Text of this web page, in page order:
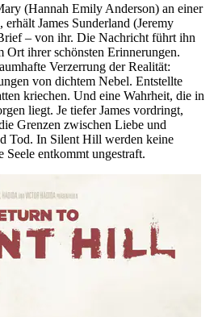
(Hannah Emily Anderson) an einer
James Sunderland (Jeremy
– von ihr. Die Nachricht führt ihn
ihrer schönsten Erinnerungen.
Verzerrung der Realität:
von dichtem Nebel. Entstellte
kriechen. Und eine Wahrheit, die in
liegt. Je tiefer James vordringt,
Grenzen zwischen Liebe und
Tod. In Silent Hill werden keine
Seele entkommt ungestraft.